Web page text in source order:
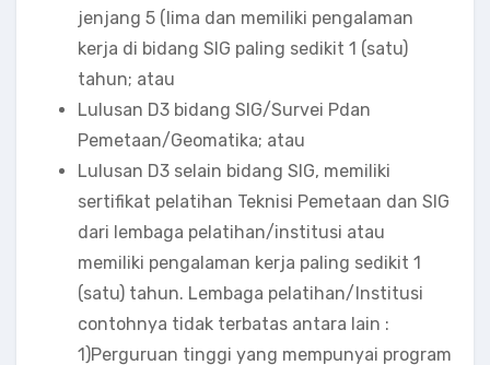
jenjang 5 (lima dan memiliki pengalaman
kerja di bidang SIG paling sedikit 1 (satu)
tahun; atau
Lulusan D3 bidang SIG/Survei Pdan
Pemetaan/Geomatika; atau
Lulusan D3 selain bidang SIG, memiliki
sertifikat pelatihan Teknisi Pemetaan dan SIG
dari lembaga pelatihan/institusi atau
memiliki pengalaman kerja paling sedikit 1
(satu) tahun. Lembaga pelatihan/Institusi
contohnya tidak terbatas antara lain :
1)Perguruan tinggi yang mempunyai program